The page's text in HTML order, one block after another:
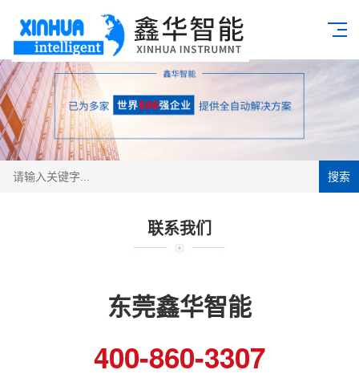
搜索
联系我们
东莞鑫华智能
400-860-3307